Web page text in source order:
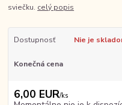
sviečku. celý popis
Dostupnosť Nie je
Konečná cena
6,00 EUR/ks